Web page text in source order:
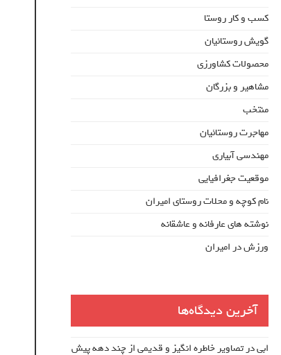
کسب و کار روستا
گویش روستائیان
محصولات کشاورزی
مشاهیر و بزرگان
منتخب
مهاجرت روستائیان
مهندسی آبیاری
موقعیت جغرافیایی
نام کوچه و محلات روستای امیران
نوشته های عارفانه و عاشقانه
ورزش در امیران
آخرین دیدگاه‌ها
ابیدرتصاویر خاطره انگیز و قدیمی از چند دهه پیش